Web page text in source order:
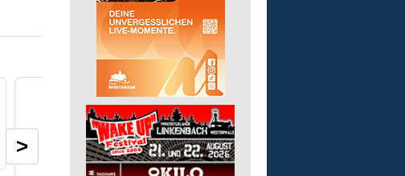
Auslieferungsfahrer/-in
für Mittagessen
Lebenshilfe im Landkreis
GmbH
57537 Mittelhof
>